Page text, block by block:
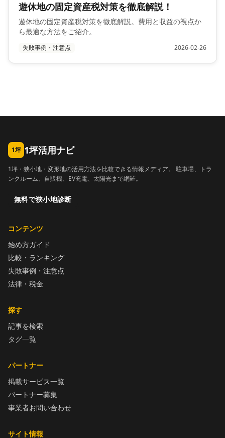
遊休地の固定資産税対策を徹底解説！
遊休地の固定資産税対策を徹底解説。費用と収益の視点か
ら最適な方法をご紹介。
失敗事例・注意点 2026-02-26
1坪 1坪活用ナビ
1坪・狭小地・変形地の活用方法を比較できる情報メディア。 駐車場、トラ
ンクルーム、自販機、EV充電、太陽光まで網羅。
無料で狭小地診断
コンテンツ
始め方ガイド
比較・ランキング
失敗事例・注意点
法律・税金
探す
記事を検索
タグ一覧
パートナー
掲載サービス一覧
パートナー募集
事業者お問い合わせ
サイト情報